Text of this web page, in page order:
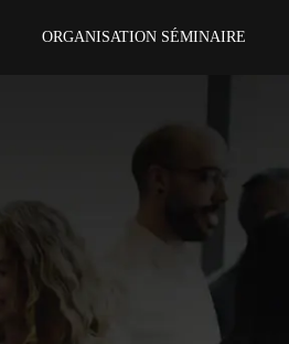
ORGANISATION SÉMINAIRE